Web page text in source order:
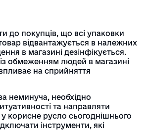
до покупців, що всі упаковки
відвантажується в належних
в магазині дезінфікується.
обмеженням людей в магазині
на сприйняття
неминуча, необхідно
та направляти
у корисне русло сьогоднішнього
інструменти, які